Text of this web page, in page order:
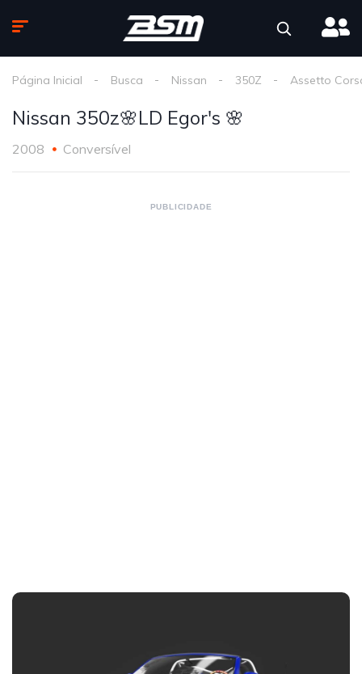
Página Inicial Busca Nissan 350Z Assetto
Nissan 350z🌸LD Egor's 🌸
2008 Conversível
PUBLICIDADE